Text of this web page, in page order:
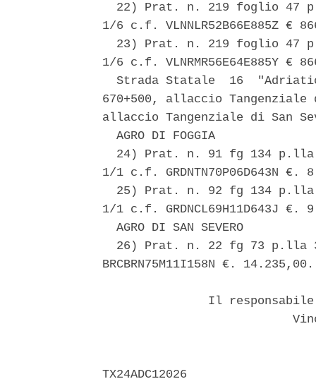
22) Prat. n. 219 foglio 47
1/6 c.f. VLNNLR52B66E885Z €
23) Prat. n. 219 foglio 47
1/6 c.f. VLNRMR56E64E885Y €
Strada Statale  16
670+500, allaccio
allaccio Tangenziale di San
  AGRO DI FOGGIA
24) Prat. n. 91 fg 134
1/1 c.f. GRDNTN70P06D643N
25) Prat. n. 92 fg 134
1/1 c.f. GRDNCL69H11D643J
  AGRO DI SAN SEVERO
26) Prat. n. 22 fg 73 p.lla
BRCBRN75M11I158N €.
Il